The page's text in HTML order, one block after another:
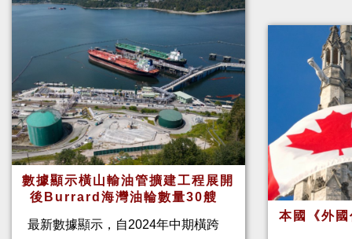
數據顯示橫山輸油管擴建工程展開
後Burrard海灣油輪數量30艘
最新數據顯示，自2024年中期橫跨
本國《外